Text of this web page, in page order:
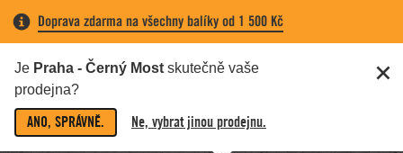
Doprava zdarma na všechny balíky od 1 500 Kč
Je Praha - Černý Most skutečně vaše
prodejna?
ANO, SPRÁVNĚ. Ne, vybrat jinou prodejnu.